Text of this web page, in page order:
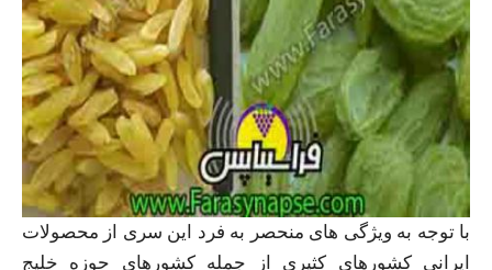
با توجه به ویژگی های منحصر به فرد این سری از محصولات
ایرانی کشورهای کثیری از جمله کشورهای حوزه خلیج